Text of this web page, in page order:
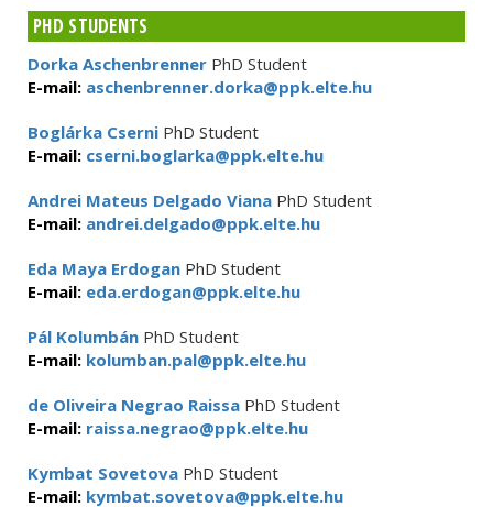
PHD STUDENTS
Dorka Aschenbrenner PhD Student
E-mail: aschenbrenner.dorka@ppk.elte.hu
Boglárka Cserni PhD Student
E-mail: cserni.boglarka@ppk.elte.hu
Andrei Mateus Delgado Viana PhD Student
E-mail: andrei.delgado@ppk.elte.hu
Eda Maya Erdogan PhD Student
E-mail: eda.erdogan@ppk.elte.hu
Pál Kolumbán PhD Student
E-mail: kolumban.pal@ppk.elte.hu
de Oliveira Negrao Raissa PhD Student
E-mail: raissa.negrao@ppk.elte.hu
Kymbat Sovetova PhD Student
E-mail: kymbat.sovetova@ppk.elte.hu